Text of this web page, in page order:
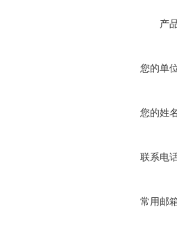
产
您的单
您的姓
联系电
常用邮